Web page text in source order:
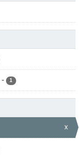
- 1
x